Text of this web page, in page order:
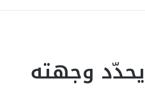
وجهته